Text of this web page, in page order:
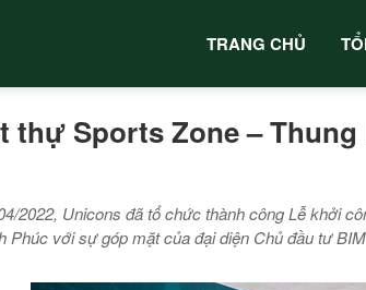
TRANG CHỦ
thự Sports Zone – Thung
2022, Unicons đã tổ chức thành công Lễ khởi
Phúc với sự góp mặt của đại diện Chủ đầu tư